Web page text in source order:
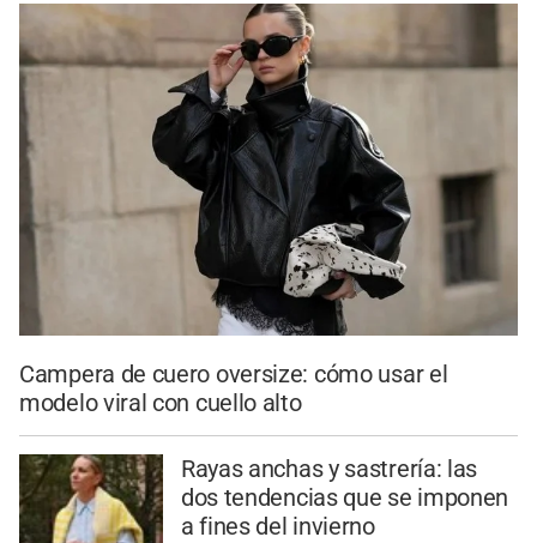
Campera de cuero oversize: cómo usar el
modelo viral con cuello alto
Rayas anchas y sastrería: las
dos tendencias que se imponen
a fines del invierno